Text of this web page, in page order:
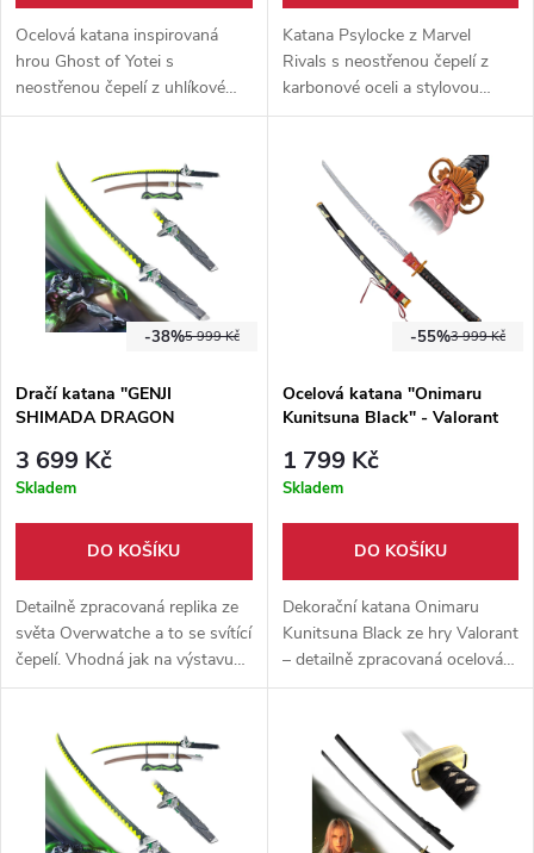
Ocelová katana inspirovaná
hrou Ghost of Yotei s
neostřenou čepelí z uhlíkové
oceli, dřevěnou pochvou a
Velký dekorativní meč pro
fanoušky samurajů a herních
replik.
Katana Psylocke z Marvel
Rivals s neostřenou čepelí z
karbonové oceli a stylovou
dřevěnou pochvou. Ideální
Men a Marvel univerza.
5 999 Kč
-38%
Dračí katana "GENJI
SHIMADA DRAGON
Overwatch
3 699 Kč
Skladem
DO KOŠÍKU
Detailně zpracovaná replika ze
světa Overwatche a to se svítící
čepelí. Vhodná jak na výstavu
tak ke cosplayi. Součástí repliky
stojánek.
3 999 Kč
-55%
Ocelová katana "Onimaru
Kunitsuna Black" - Valorant
1 799 Kč
Skladem
DO KOŠÍKU
Dekorační katana Onimaru
Kunitsuna Black ze hry Valorant
– detailně zpracovaná ocelová
replika s délkou 110 cm a
sběratelství, cosplay a dekoraci.